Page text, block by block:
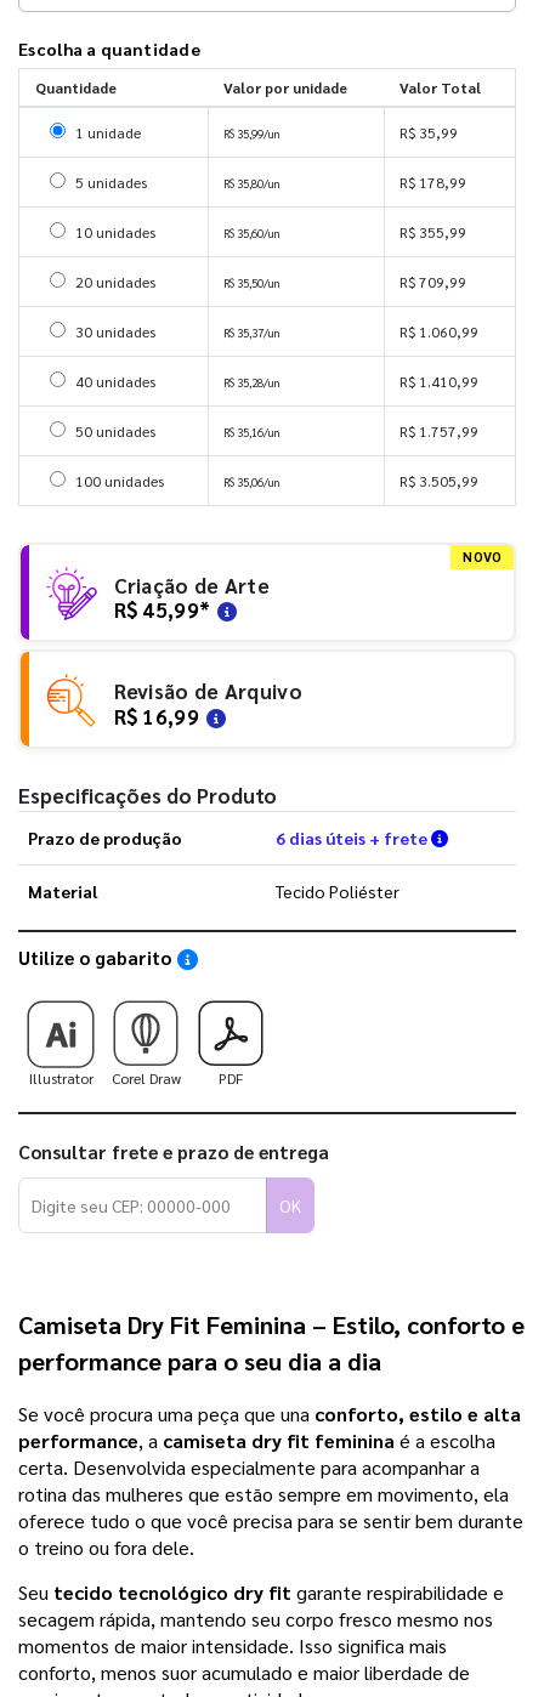
Escolha a quantidade
Quantidade Valor por unidade Valor Total
Selecionar 1 unidade
1 unidade R$ 35,99/un R$ 35,99
Selecionar 5 unidades
5 unidades R$ 35,80/un R$ 178,99
Selecionar 10 unidades
10 unidades R$ 35,60/un R$ 355,99
Selecionar 20 unidades
20 unidades R$ 35,50/un R$ 709,99
Selecionar 30 unidades
30 unidades R$ 35,37/un R$ 1.060,99
Selecionar 40 unidades
40 unidades R$ 35,28/un R$ 1.410,99
Selecionar 50 unidades
50 unidades R$ 35,16/un R$ 1.757,99
Selecionar 100 unidades
100 unidades R$ 35,06/un R$ 3.505,99
NOVO
Criação de Arte
R$ 45,99*
Revisão de Arquivo
R$ 16,99
Especificações do Produto
Prazo de produção 6 dias úteis + frete Verifique
Material Tecido Poliéster
Utilize o gabarito Saiba como utilizar os nossos gabaritos
Illustrator Corel Draw PDF
Consultar frete e prazo de entrega
OK
Camiseta Dry Fit Feminina – Estilo, conforto e
performance para o seu dia a dia
Se você procura uma peça que una conforto, estilo e alta
performance, a camiseta dry fit femininaé a escolha
certa. Desenvolvida especialmente para acompanhar a
rotina das mulheres que estão sempre em movimento, ela
oferece tudo o que você precisa para se sentir bem durante
o treino ou fora dele.
Seu tecido tecnológico dry fit garante respirabilidade e
secagem rápida, mantendo seu corpo fresco mesmo nos
momentos de maior intensidade. Isso significa mais
conforto, menos suor acumulado e maior liberdade de